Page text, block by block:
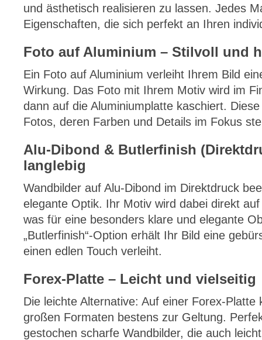
und ästhetisch realisieren zu lassen. Jedes
Eigenschaften, die sich perfekt an Ihren
Foto auf Aluminium – Stilvoll und
Ein Foto auf Aluminium verleiht Ihrem Bild
Wirkung. Das Foto mit Ihrem Motiv wird im
dann auf die Aluminiumplatte kaschiert.
Fotos, deren Farben und Details im Fokus
Alu-Dibond & Butlerfinish
langlebig
Wandbilder auf Alu-Dibond im Direktdruck
elegante Optik. Ihr Motiv wird dabei direkt
was für eine besonders klare und elegante
„Butlerfinish“-Option erhält Ihr Bild eine
einen edlen Touch verleiht.
Forex-Platte – Leicht und vielseitig
Die leichte Alternative: Auf einer Forex-
großen Formaten bestens zur Geltung.
gestochen scharfe Wandbilder, die auch